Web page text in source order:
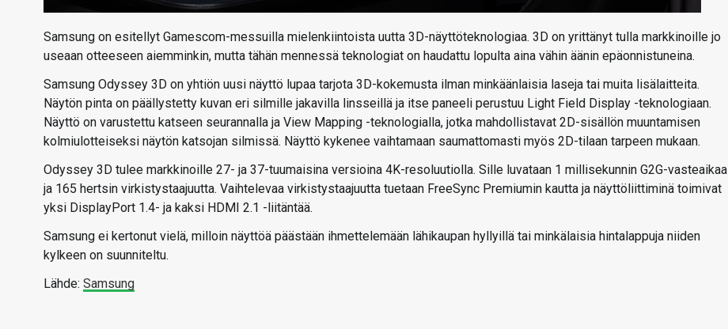
Samsung on esitellyt Gamescom-messuilla mielenkiintoista uutta 3D-näyttöteknologiaa. 3D on yrittänyt tulla markkinoille jo
useaan otteeseen aiemminkin, mutta tähän mennessä teknologiat on haudattu lopulta aina vähin äänin epäonnistuneina.
Samsung Odyssey 3D on yhtiön uusi näyttö lupaa tarjota 3D-kokemusta ilman minkäänlaisia laseja tai muita lisälaitteita.
Näytön pinta on päällystetty kuvan eri silmille jakavilla linsseillä ja itse paneeli perustuu Light Field Display -teknologiaan.
Näyttö on varustettu katseen seurannalla ja View Mapping -teknologialla, jotka mahdollistavat 2D-sisällön muuntamisen
kolmiulotteiseksi näytön katsojan silmissä. Näyttö kykenee vaihtamaan saumattomasti myös 2D-tilaan tarpeen mukaan.
Odyssey 3D tulee markkinoille 27- ja 37-tuumaisina versioina 4K-resoluutiolla. Sille luvataan 1 millisekunnin G2G-vasteaikaa
ja 165 hertsin virkistystaajuutta. Vaihtelevaa virkistystaajuutta tuetaan FreeSync Premiumin kautta ja näyttöliittiminä toimivat
yksi DisplayPort 1.4- ja kaksi HDMI 2.1 -liitäntää.
Samsung ei kertonut vielä, milloin näyttöä päästään ihmettelemään lähikaupan hyllyillä tai minkälaisia hintalappuja niiden
kylkeen on suunniteltu.
Lähde: Samsung